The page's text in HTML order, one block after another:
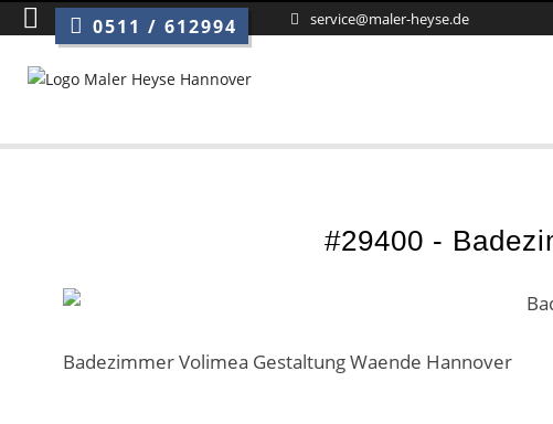
0511 / 612994 service@maler-heyse.de
#29400 -
Badezimmer Volimea Gestaltung Waende Hannover